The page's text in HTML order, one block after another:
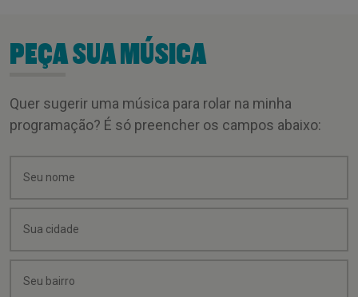
PEÇA SUA MÚSICA
Quer sugerir uma música para rolar na minha
programação? É só preencher os campos abaixo: